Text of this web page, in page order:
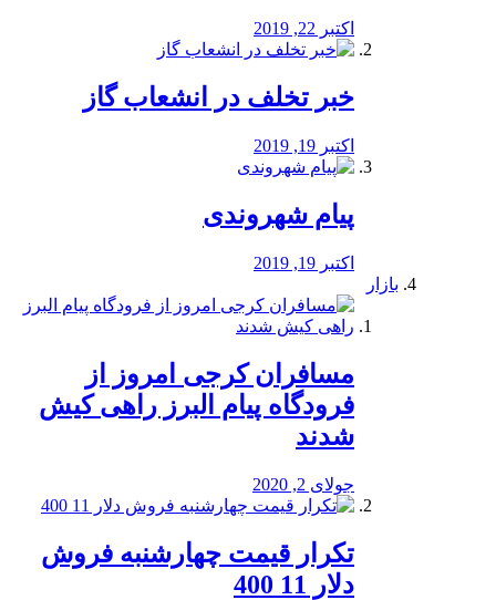
اکتبر 22, 2019
خبر تخلف در انشعاب گاز
اکتبر 19, 2019
پیام شهروندی
اکتبر 19, 2019
بازار
مسافران کرجی امروز از
فرودگاه پیام البرز راهی کیش
شدند
جولای 2, 2020
تکرار قیمت چهارشنبه فروش
دلار 11 400